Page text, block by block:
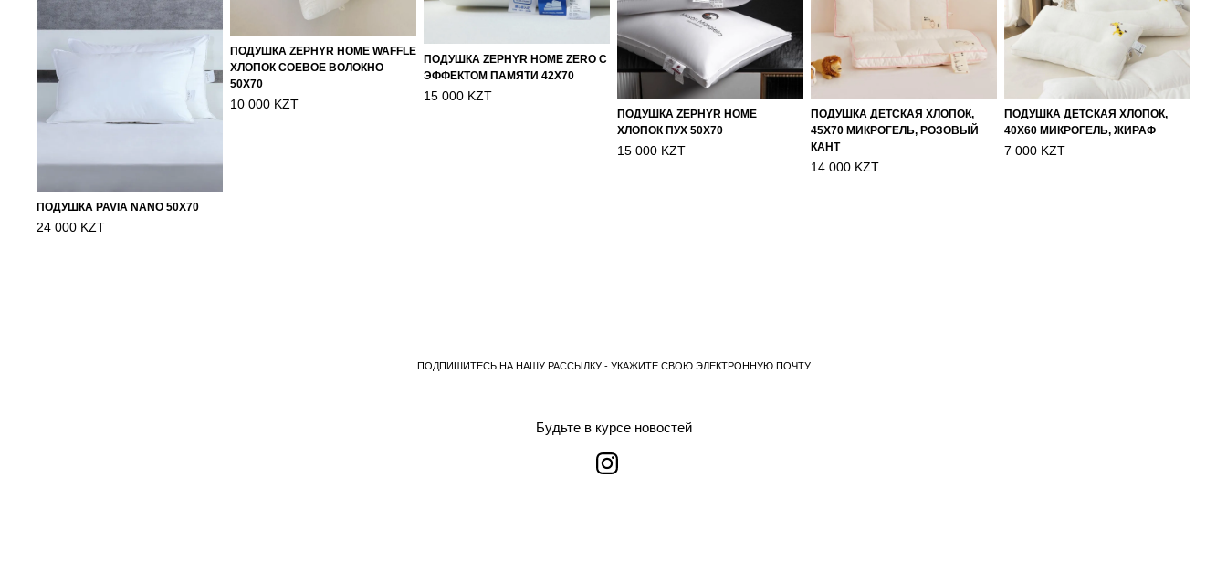
ПОДУШКА PAVIA NANO 50X70
24 000 KZT
ПОДУШКА ZEPHYR HOME WAFFLE
ХЛОПОК СОЕВОЕ ВОЛОКНО
50Х70
10 000 KZT
ПОДУШКА ZEPHYR HOME ZERO С
ЭФФЕКТОМ ПАМЯТИ 42Х70
15 000 KZT
ПОДУШКА ZEPHYR HOME
ХЛОПОК ПУХ 50Х70
15 000 KZT
ПОДУШКА ДЕТСКАЯ ХЛОПОК,
45Х70 МИКРОГЕЛЬ, РОЗОВЫЙ
КАНТ
14 000 KZT
ПОДУШКА ДЕТСКАЯ ХЛОПОК,
40Х60 МИКРОГЕЛЬ, ЖИРАФ
7 000 KZT
ПОДПИШИТЕСЬ НА НАШУ РАССЫЛКУ - УКАЖИТЕ СВОЮ ЭЛЕКТРОННУЮ ПОЧТУ
Будьте в курсе новостей